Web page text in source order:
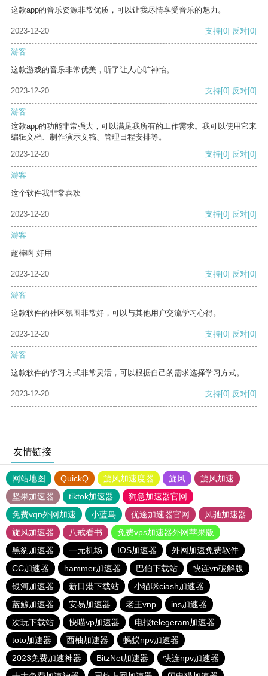
这款app的音乐资源非常优质，可以让我尽情享受音乐的魅力。
2023-12-20 支持[0] 反对[0]
游客
这款游戏的音乐非常优美，听了让人心旷神怡。
2023-12-20 支持[0] 反对[0]
游客
这款app的功能非常强大，可以满足我所有的工作需求。我可以使用它来
编辑文档、制作演示文稿、管理日程安排等。
2023-12-20
支持[0] 反对[0]
游客
这个软件我非常喜欢
2023-12-20 支持[0] 反对[0]
游客
超棒啊 好用
2023-12-20 支持[0] 反对[0]
游客
这款软件的社区氛围非常好，可以与其他用户交流学习心得。
2023-12-20 支持[0] 反对[0]
游客
这款软件的学习方式非常灵活，可以根据自己的需求选择学习方式。
2023-12-20 支持[0] 反对[0]
友情链接
网站地图 QuickQ 旋风加速度器 旋风
旋风加速
坚果加速器
tiktok加速器
狗急加速器官网
免费vqn外网加速
小蓝鸟 优途加速器官网
风驰加速器
旋风加速器
八戒看书
免费vps加速器外网苹果版
黑豹加速器
一元机场 IOS加速器
外网加速免费软件
CC加速器
hammer加速器 巴伯下载站
快连vn破解版
银河加速器
新日港下载站
小猫咪ciash加速器
蓝鲸加速器
安易加速器 老王vnp
ins加速器
次玩下载站
快喵vp加速器
电报telegeram加速器
toto加速器
西柚加速器
蚂蚁npv加速器
2023免费加速神器
BitzNet加速器
快连npv加速器